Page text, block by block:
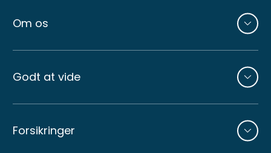
Om os
Godt at vide
Forsikringer